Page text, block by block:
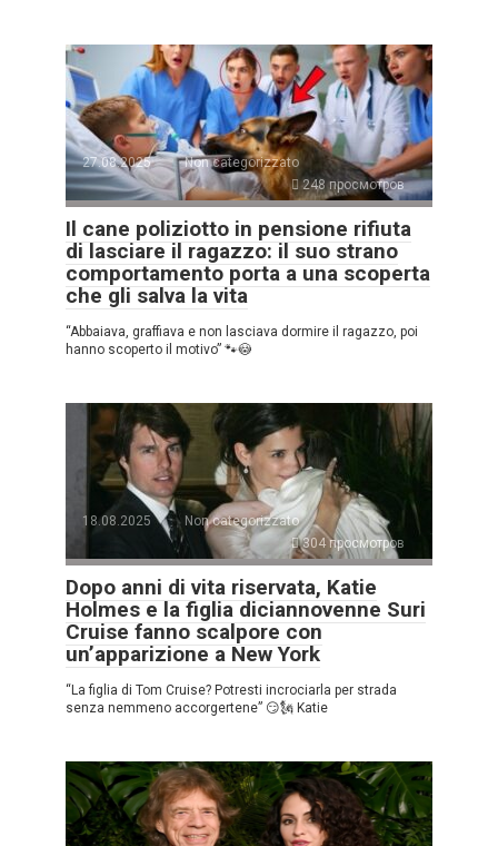
27.08.2025
Non categorizzato
248 просмотров
Il cane poliziotto in pensione rifiuta
di lasciare il ragazzo: il suo strano
comportamento porta a una scoperta
che gli salva la vita
“Abbaiava, graffiava e non lasciava dormire il ragazzo, poi
hanno scoperto il motivo” 🐾😳
18.08.2025
Non categorizzato
304 просмотров
Dopo anni di vita riservata, Katie
Holmes e la figlia diciannovenne Suri
Cruise fanno scalpore con
un’apparizione a New York
“La figlia di Tom Cruise? Potresti incrociarla per strada
senza nemmeno accorgertene” 😏🗽 Katie